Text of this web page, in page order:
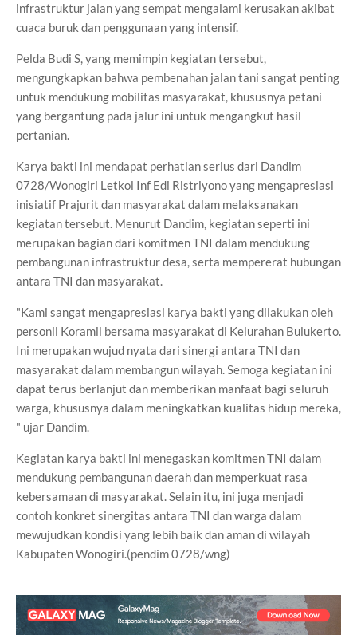
infrastruktur jalan yang sempat mengalami kerusakan akibat
cuaca buruk dan penggunaan yang intensif.
Pelda Budi S, yang memimpin kegiatan tersebut,
mengungkapkan bahwa pembenahan jalan tani sangat penting
untuk mendukung mobilitas masyarakat, khususnya petani
yang bergantung pada jalur ini untuk mengangkut hasil
pertanian.
Karya bakti ini mendapat perhatian serius dari Dandim
0728/Wonogiri Letkol Inf Edi Ristriyono yang mengapresiasi
inisiatif Prajurit dan masyarakat dalam melaksanakan
kegiatan tersebut. Menurut Dandim, kegiatan seperti ini
merupakan bagian dari komitmen TNI dalam mendukung
pembangunan infrastruktur desa, serta mempererat hubungan
antara TNI dan masyarakat.
"Kami sangat mengapresiasi karya bakti yang dilakukan oleh
personil Koramil bersama masyarakat di Kelurahan Bulukerto.
Ini merupakan wujud nyata dari sinergi antara TNI dan
masyarakat dalam membangun wilayah. Semoga kegiatan ini
dapat terus berlanjut dan memberikan manfaat bagi seluruh
warga, khususnya dalam meningkatkan kualitas hidup mereka,
" ujar Dandim.
Kegiatan karya bakti ini menegaskan komitmen TNI dalam
mendukung pembangunan daerah dan memperkuat rasa
kebersamaan di masyarakat. Selain itu, ini juga menjadi
contoh konkret sinergitas antara TNI dan warga dalam
mewujudkan kondisi yang lebih baik dan aman di wilayah
Kabupaten Wonogiri.(pendim 0728/wng)